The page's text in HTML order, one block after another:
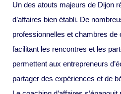
Un des atouts majeurs de Dijon
d’affaires bien établi. De
professionnelles et chambres
facilitant les rencontres et les
permettent aux entrepreneurs
partager des expériences et de